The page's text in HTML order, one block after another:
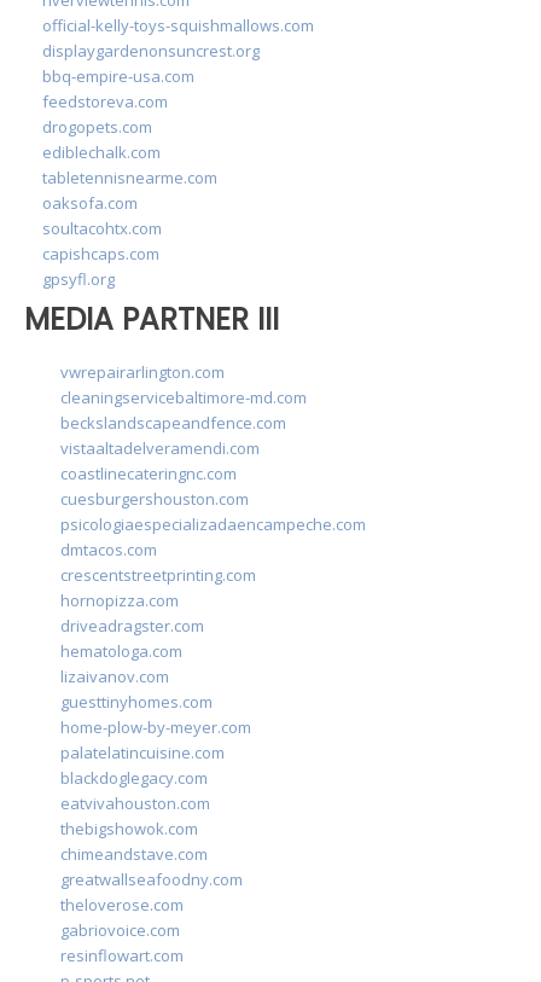
official-kelly-toys-squishmallows.com
displaygardenonsuncrest.org
bbq-empire-usa.com
feedstoreva.com
drogopets.com
ediblechalk.com
tabletennisnearme.com
oaksofa.com
soultacohtx.com
capishcaps.com
gpsyfl.org
MEDIA PARTNER III
vwrepairarlington.com
cleaningservicebaltimore-md.com
beckslandscapeandfence.com
vistaaltadelveramendi.com
coastlinecateringnc.com
cuesburgershouston.com
psicologiaespecializadaencampeche.com
dmtacos.com
crescentstreetprinting.com
hornopizza.com
driveadragster.com
hematologa.com
lizaivanov.com
guesttinyhomes.com
home-plow-by-meyer.com
palatelatincuisine.com
blackdoglegacy.com
eatvivahouston.com
thebigshowok.com
chimeandstave.com
greatwallseafoodny.com
theloverose.com
gabriovoice.com
resinflowart.com